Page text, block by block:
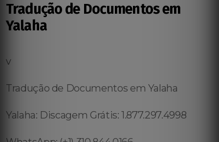
Tradução de Documentos em
Yalaha
v
Tradução de Documentos em Yalaha
Yalaha: Discagem Grátis: 1.877.297.4998